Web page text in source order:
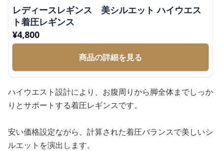
レディースレギンス 美シルエット ハイウエス
ト着圧レギンス
¥4,800
商品の詳細を見る
ハイウエスト設計により、お腹周りから脚全体までしっか
りとサポートする着圧レギンスです。
安い価格設定ながら、計算された着圧バランスで美しいシ
ルエットを演出します。